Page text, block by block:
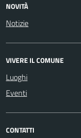
NOVITÀ
Notizie
VIVERE IL COMUNE
Luoghi
Eventi
CONTATTI